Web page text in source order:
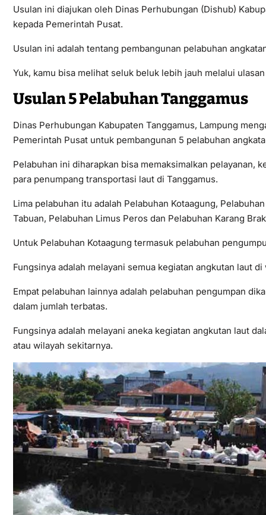
Usulan ini diajukan oleh Dinas Perhubungan (Dishub)
kepada Pemerintah Pusat.
Usulan ini adalah tentang pembangunan pelabuhan
Yuk, kamu bisa melihat seluk beluk lebih jauh melalui
Usulan 5 Pelabuhan Tanggamus
Dinas Perhubungan Kabupaten Tanggamus, Lampung
Pemerintah Pusat untuk pembangunan 5 pelabuhan
Pelabuhan ini diharapkan bisa memaksimalkan pelayanan,
para penumpang transportasi laut di Tanggamus.
Lima pelabuhan itu adalah Pelabuhan Kotaagung,
Tabuan, Pelabuhan Limus Peros dan Pelabuhan Karang
Untuk Pelabuhan Kotaagung termasuk pelabuhan
Fungsinya adalah melayani semua kegiatan angkutan laut
Empat pelabuhan lainnya adalah pelabuhan pengumpan
dalam jumlah terbatas.
Fungsinya adalah melayani aneka kegiatan angkutan laut
atau wilayah sekitarnya.